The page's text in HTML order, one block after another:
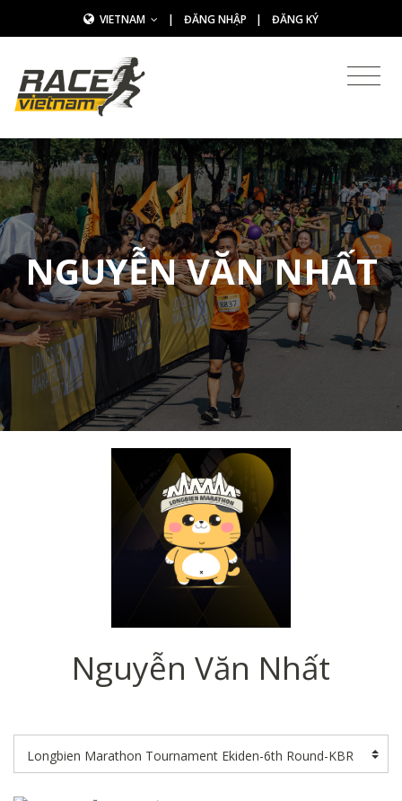
VIETNAM | ĐĂNG NHẬP | ĐĂNG KÝ
NGUYỄN VĂN NHẤT
Nguyễn Văn Nhất